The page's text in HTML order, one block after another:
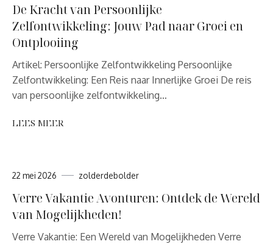
De Kracht van Persoonlijke
Zelfontwikkeling: Jouw Pad naar Groei en
Ontplooiing
Artikel: Persoonlijke Zelfontwikkeling Persoonlijke
Zelfontwikkeling: Een Reis naar Innerlijke Groei De reis
van persoonlijke zelfontwikkeling…
LEES MEER
22 mei 2026 zolderdebolder
Verre Vakantie Avonturen: Ontdek de Wereld
van Mogelijkheden!
Verre Vakantie: Een Wereld van Mogelijkheden Verre